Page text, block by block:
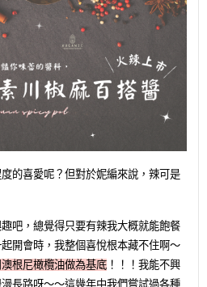
的喜愛呢？但對於妮編來說，辣可是
吧，總覺得只要有辣我大概就能飽餐
開會時，我整個喜悅根本藏不住啊～
根尼橄欖油做為基底 ！！！我能不興
長路呀～～這幾年中我們嘗試過各種